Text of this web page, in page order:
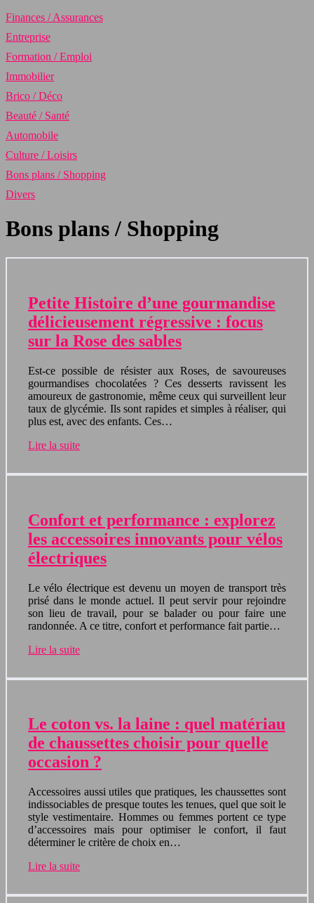
Finances / Assurances
Entreprise
Formation / Emploi
Immobilier
Brico / Déco
Beauté / Santé
Automobile
Culture / Loisirs
Bons plans / Shopping
Divers
Bons plans / Shopping
Petite Histoire d’une gourmandise
délicieusement régressive : focus
sur la Rose des sables
Est-ce possible de résister aux Roses, de savoureuses
gourmandises chocolatées ? Ces desserts ravissent les
amoureux de gastronomie, même ceux qui surveillent leur
taux de glycémie. Ils sont rapides et simples à réaliser, qui
plus est, avec des enfants. Ces…
Lire la suite
Confort et performance : explorez
les accessoires innovants pour vélos
électriques
Le vélo électrique est devenu un moyen de transport très
prisé dans le monde actuel. Il peut servir pour rejoindre
son lieu de travail, pour se balader ou pour faire une
randonnée. A ce titre, confort et performance fait partie…
Lire la suite
Le coton vs. la laine : quel matériau
de chaussettes choisir pour quelle
occasion ?
Accessoires aussi utiles que pratiques, les chaussettes sont
indissociables de presque toutes les tenues, quel que soit le
style vestimentaire. Hommes ou femmes portent ce type
d’accessoires mais pour optimiser le confort, il faut
déterminer le critère de choix en…
Lire la suite